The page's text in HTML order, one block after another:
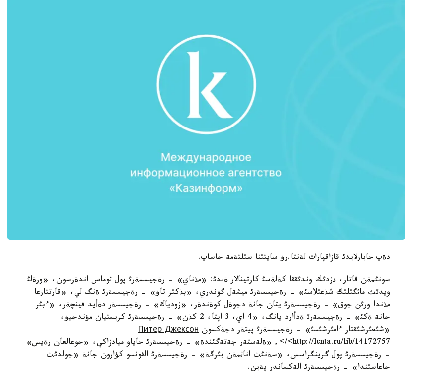
دةپ حابارلايدئ قازاقپارات لةنتا.رؤ سايتئنا سئلتةمة جاساپ.
سونئمةن قاتار، ذزدئك وندئققا كةلةسئ كارتينالار ةندئ: «مذناي» - رةجيسسةرئ پول توماس اندةرسون، «ورةلئ
ويدئث ماثگئلئك شذعئلاسئ» - رةجيسسةرئ ميشةل گوندري، «بذكئر تاؤ» - رةجيسسةرئ ةنگ لي، «قارتتارعا
مذندا ورئن جوق» - رةجيسسةرئ يتان جانة دجوةل كوةندةر، «زودياك» - رةجيسسةر دةأيد فينچةر، «ءبئر
جانة ةكئ» - رةجيسسةرئ ةدأارد يانگ، «4 اي، 3 اپتا، 2 كذن» - رةجيسسةرئ كريستيان مؤندجيؤ،
«شئعئرشئقتار ءامئرشئسئ» - رةجيسسةرئ پيتةر دجةكسون Питер Джексон
<http://lenta.ru/lib/14172757/>
, «ةلةستةر جةتةگئندة» - رةجيسسةرئ حاياو ميادزاكي، «جوعالعان رةيس»
- رةجيسسةرئ پول گرينگراسس، «سةنئث اناثمةن بئرگة» - رةجيسسةرئ الفونسو كؤارون جانة «جولدئث
جاعاسئندا» - رةجيسسةرئ الةكساندر پةين.